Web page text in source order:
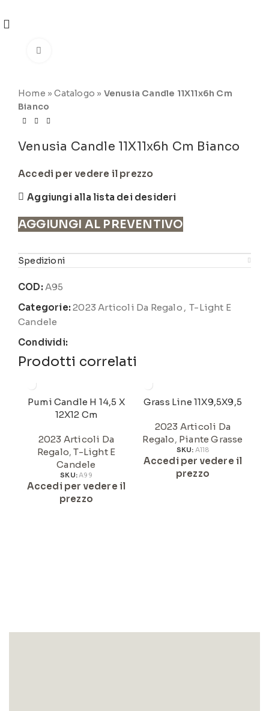
Home »Catalogo » Venusia Candle 11X11x6h Cm
Bianco
Venusia Candle 11X11x6h Cm Bianco
Accedi per vedere il prezzo
Aggiungi alla lista dei desideri
AGGIUNGI AL PREVENTIVO
Spedizioni
COD: A95
Categorie: 2023 Articoli Da Regalo , T-Light E
Candele
Condividi:
Prodotti correlati
Pumi Candle H 14,5 X
12X12 Cm
2023 Articoli Da
Regalo,T-Light E
Candele
SKU:A99
Accedi per vedere il
prezzo
Grass Line 11X9,5X9,5
2023 Articoli Da
Regalo, Piante Grasse
SKU: A118
Accedi per vedere il
prezzo